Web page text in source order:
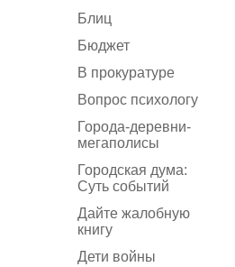
Блиц
Бюджет
В прокуратуре
Вопрос психологу
Города-деревни-
мегаполисы
Городская дума:
Суть событий
Дайте жалобную
книгу
Дети войны